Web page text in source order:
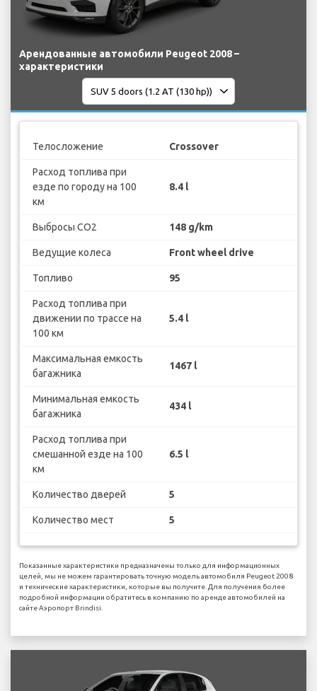
Арендованные автомобили Peugeot 2008 –
характеристики
Телосложение Crossover
Расход топлива при
езде по городу на 100
км
8.4 l
Выбросы CO2 148 g/km
Ведущие колеса Front wheel drive
Топливо 95
Расход топлива при
движении по трассе на
100 км
5.4 l
Максимальная емкость
багажника
1467 l
Минимальная емкость
багажника
434 l
Расход топлива при
смешанной езде на 100
км
6.5 l
Количество дверей 5
Количество мест 5
Показанные характеристики предназначены только для информационных
целей, мы не можем гарантировать точную модель автомобиля Peugeot 2008
и технические характеристики, которые вы получите. Для получения более
подробной информации обратитесь в компанию по аренде автомобилей на
сайте Аэропорт Brindisi.